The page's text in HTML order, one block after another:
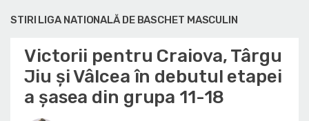
STIRI LIGA NATIONALĂ DE BASCHET MASCULIN
Victorii pentru Craiova, Târgu
Jiu și Vâlcea în debutul etapei
a șasea din grupa 11-18